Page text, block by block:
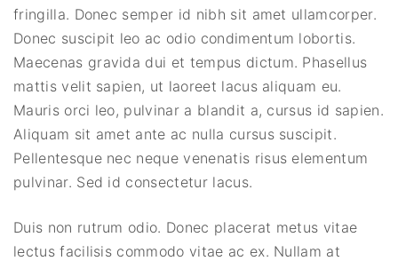
fringilla. Donec semper id nibh sit amet ullamcorper.
Donec suscipit leo ac odio condimentum lobortis.
Maecenas gravida dui et tempus dictum. Phasellus
mattis velit sapien, ut laoreet lacus aliquam eu.
Mauris orci leo, pulvinar a blandit a, cursus id sapien.
Aliquam sit amet ante ac nulla cursus suscipit.
Pellentesque nec neque venenatis risus elementum
pulvinar. Sed id consectetur lacus.
Duis non rutrum odio. Donec placerat metus vitae
lectus facilisis commodo vitae ac ex. Nullam at